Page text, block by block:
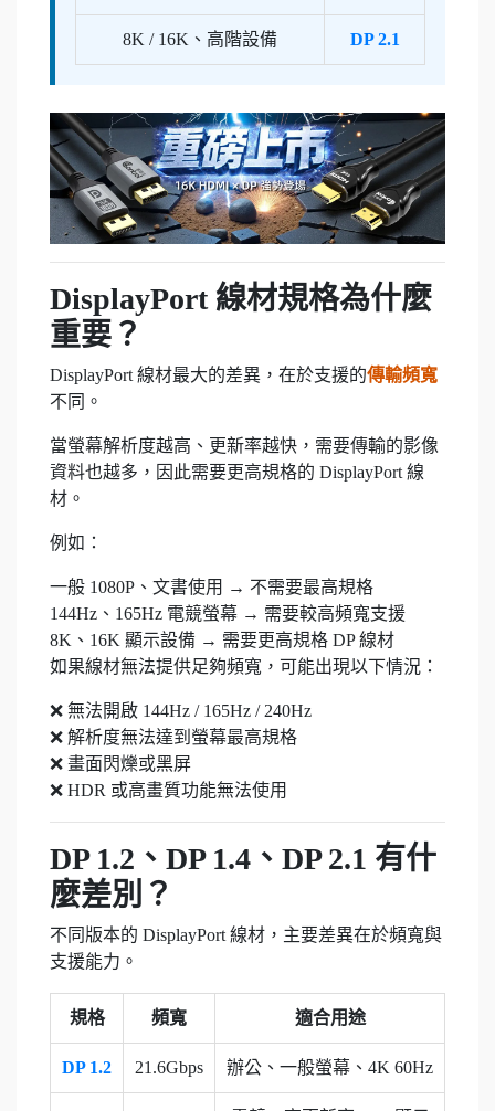
8K / 16K、高階設備 DP 2.1
DisplayPort 線材規格為什麼
重要？
DisplayPort 線材最大的差異，在於支援的傳輸頻寬
不同。
當螢幕解析度越高、更新率越快，需要傳輸的影像
資料也越多，因此需要更高規格的 DisplayPort 線
材。
例如：
一般 1080P、文書使用 → 不需要最高規格
144Hz、165Hz 電競螢幕 → 需要較高頻寬支援
8K、16K 顯示設備 → 需要更高規格 DP 線材
如果線材無法提供足夠頻寬，可能出現以下情況：
❌ 無法開啟 144Hz / 165Hz / 240Hz
❌ 解析度無法達到螢幕最高規格
❌ 畫面閃爍或黑屏
❌ HDR 或高畫質功能無法使用
DP 1.2、DP 1.4、DP 2.1 有什
麼差別？
不同版本的 DisplayPort 線材，主要差異在於頻寬與
支援能力。
規格 頻寬 適合用途
DP 1.2 21.6Gbps 辦公、一般螢幕、4K 60Hz